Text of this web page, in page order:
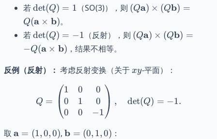
若\det(Q)
= 1
det(Q) = 1 （SO(3)），则 (Q\mathbf{a})
(Q\mathbf{b})
= Q
\mathbf{b})
(Qa) × (Qb) =
Q(a × b)。
若\det(Q)
= -1
det(Q) = −1 （反射），则 (Q\mathbf{a})
= -Q
(\mathbf{a}
\mathbf{b})
(Qa) × (Qb) =
−Q(a × b) ，结果不相等。
反例（反射）： 考虑反射变换（关于 xy
xy-平面）：
Q = \begin{pmatrix} 1 &
Q =
1
0
0
0
1
0
0
0
−1
, det(Q) = −1.
取 \mathbf{a}
a = (1,0,0),\mathbf{b}
b = (0, 1,0) ：